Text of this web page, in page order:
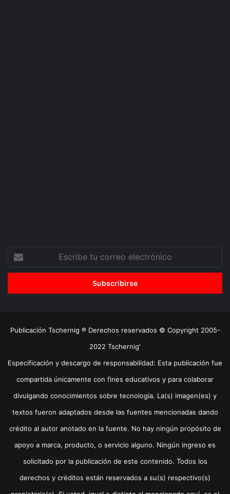
correo
Publicación Tschernig ® Derechos reservados © Copyright 2005-
2022 Tschernig'
Especificación y descargo de responsabilidad: Esta publicación fue
compartida únicamente con fines educativos y para colaborar
divulgando conocimientos sobre tecnología. La(s) imagen(es) y
textos fueron adaptados desde las fuentes mencionadas dando
crédito al autor anotado en la fuente. No hay ningún propósito de
apoyo a marca, producto, o servicio alguno. Ningún ingreso es
solicitado por la publicación de este contenido. Todos los
derechos y créditos están reservados a su(s) respectivo(s)